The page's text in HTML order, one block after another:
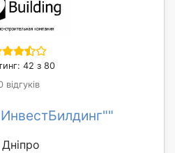
42 з 80
відгуків
Дніпро